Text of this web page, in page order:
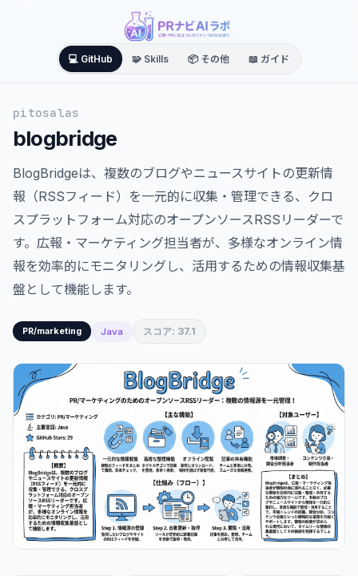
💻 GitHub 🧩 Skills 📦 その他 📖 ガイド
pitosalas
blogbridge
BlogBridgeは、複数のブログやニュースサイトの更新情
報（RSSフィード）を一元的に収集・管理できる、クロ
スプラットフォーム対応のオープンソースRSSリーダーで
す。広報・マーケティング担当者が、多様なオンライン情
報を効率的にモニタリングし、活用するための情報収集基
盤として機能します。
PR/marketing Java スコア: 37.1